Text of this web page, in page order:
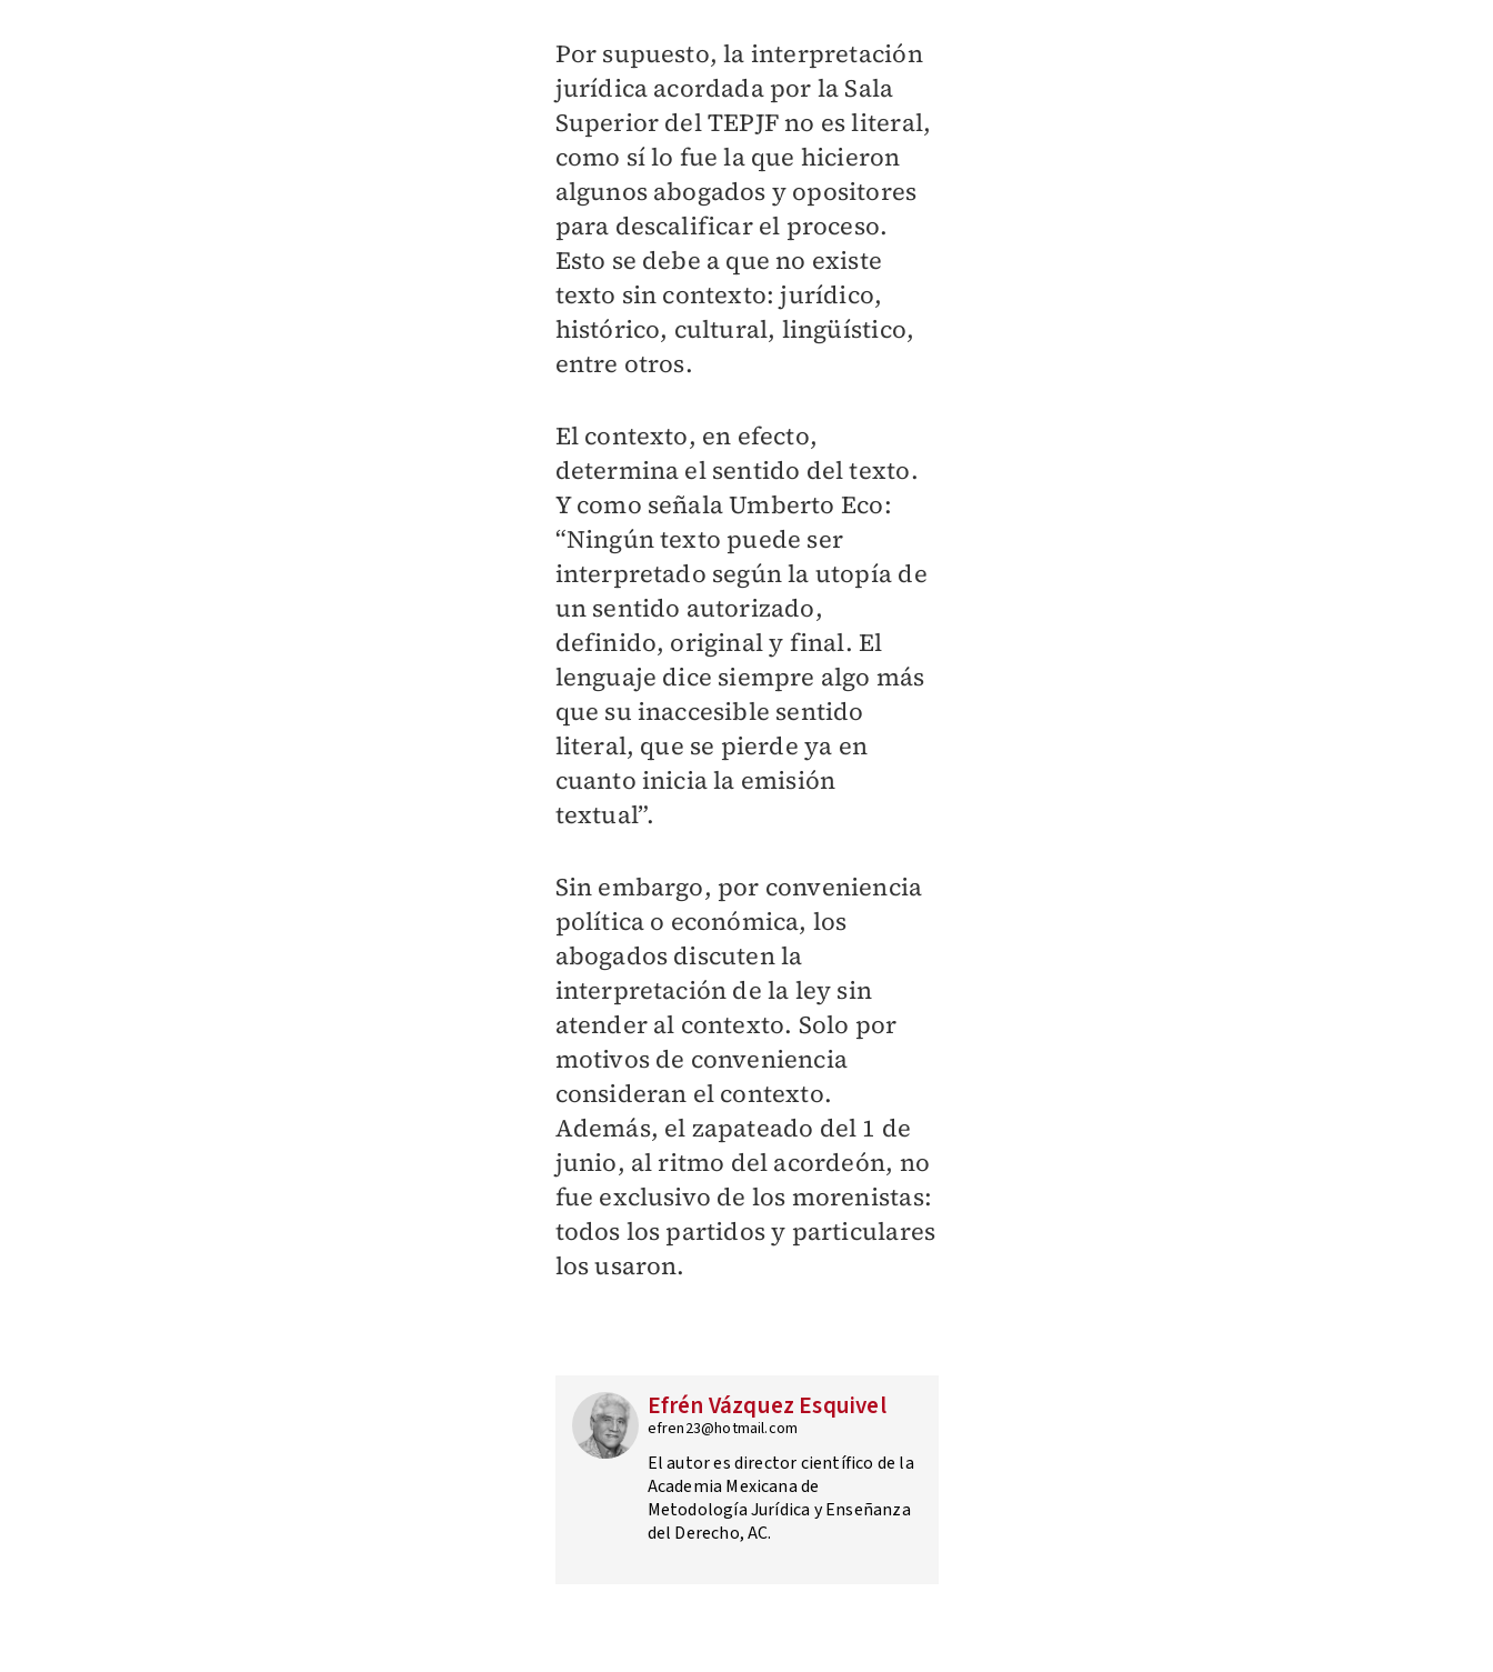
Por supuesto, la interpretación
jurídica acordada por la Sala
Superior del TEPJF no es literal,
como sí lo fue la que hicieron
algunos abogados y opositores
para descalificar el proceso.
Esto se debe a que no existe
texto sin contexto: jurídico,
histórico, cultural, lingüístico,
entre otros.
El contexto, en efecto,
determina el sentido del texto.
Y como señala Umberto Eco:
“Ningún texto puede ser
interpretado según la utopía de
un sentido autorizado,
definido, original y final. El
lenguaje dice siempre algo más
que su inaccesible sentido
literal, que se pierde ya en
cuanto inicia la emisión
textual”.
Sin embargo, por conveniencia
política o económica, los
abogados discuten la
interpretación de la ley sin
atender al contexto. Solo por
motivos de conveniencia
consideran el contexto.
Además, el zapateado del 1 de
junio, al ritmo del acordeón, no
fue exclusivo de los morenistas:
todos los partidos y particulares
los usaron.
Efrén Vázquez Esquivel
efren23@hotmail.com
El autor es director científico de la
Academia Mexicana de
Metodología Jurídica y Enseñanza
del Derecho, AC.